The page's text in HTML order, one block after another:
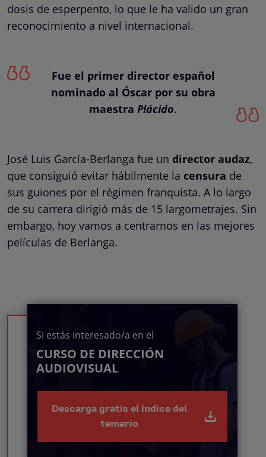
dosis de esperpento, lo que le ha valido un gran
reconocimiento a nivel internacional.
Fue el primer director español
nominado al Óscar por su obra
maestra Plácido.
José Luis García-Berlanga fue un director audaz,
que consiguió evitar hábilmente la censura de
sus guiones por el régimen franquista. A lo largo
de su carrera dirigió más de 15 largometrajes. Sin
embargo, hoy vamos a centrarnos en las mejores
películas de Berlanga.
Si estás interesado/a en el
CURSO DE DIRECCIÓN
AUDIOVISUAL
Descarga gratis el índice del
temario